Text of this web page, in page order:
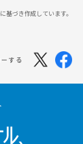
づき作成しています。
する